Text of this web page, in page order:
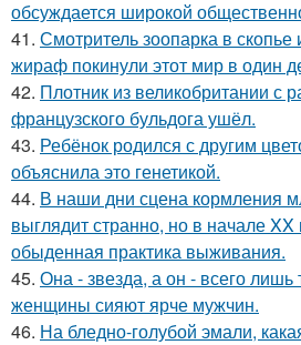
обсуждается широкой
41. Смотритель зоопарка в скопье
жираф покинули этот мир в один
42. Плотник из великобритании с
французского бульдога ушёл.
43. Ребёнок родился с другим
объяснила это генетикой.
44. В наши дни сцена кормления
выглядит странно, но в начале
обыденная практика выживания.
45. Она - звезда, а он - всего лишь
женщины сияют ярче мужчин.
46. На бледно-голубой эмали,